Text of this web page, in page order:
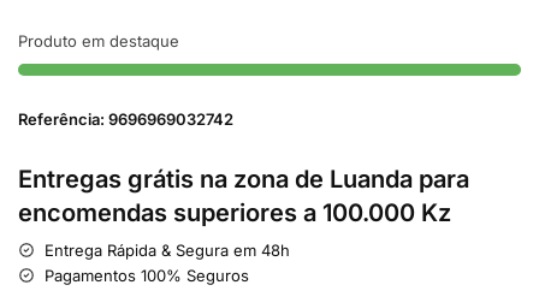
Produto em destaque
Referência: 9696969032742
Entregas grátis na zona de Luanda para
encomendas superiores a 100.000 Kz
Entrega Rápida & Segura em 48h
Pagamentos 100% Seguros